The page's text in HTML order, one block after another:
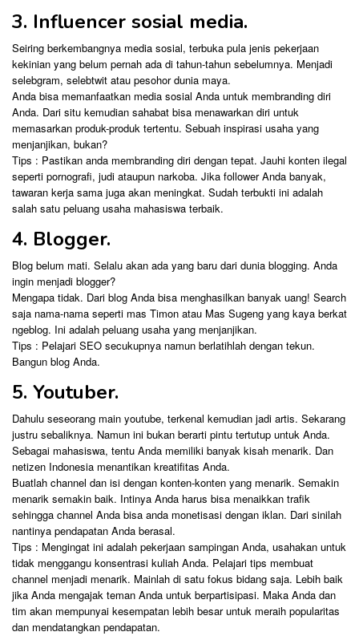
3. Influencer sosial media.
Seiring berkembangnya media sosial, terbuka pula jenis pekerjaan
kekinian yang belum pernah ada di tahun-tahun sebelumnya. Menjadi
selebgram, selebtwit atau pesohor dunia maya.
Anda bisa memanfaatkan media sosial Anda untuk membranding diri
Anda. Dari situ kemudian sahabat bisa menawarkan diri untuk
memasarkan produk-produk tertentu. Sebuah inspirasi usaha yang
menjanjikan, bukan?
Tips : Pastikan anda membranding diri dengan tepat. Jauhi konten ilegal
seperti pornografi, judi ataupun narkoba. Jika follower Anda banyak,
tawaran kerja sama juga akan meningkat. Sudah terbukti ini adalah
salah satu peluang usaha mahasiswa terbaik.
4. Blogger.
Blog belum mati. Selalu akan ada yang baru dari dunia blogging. Anda
ingin menjadi blogger?
Mengapa tidak. Dari blog Anda bisa menghasilkan banyak uang! Search
saja nama-nama seperti mas Timon atau Mas Sugeng yang kaya berkat
ngeblog. Ini adalah peluang usaha yang menjanjikan.
Tips : Pelajari SEO secukupnya namun berlatihlah dengan tekun.
Bangun blog Anda.
5. Youtuber.
Dahulu seseorang main youtube, terkenal kemudian jadi artis. Sekarang
justru sebaliknya. Namun ini bukan berarti pintu tertutup untuk Anda.
Sebagai mahasiswa, tentu Anda memiliki banyak kisah menarik. Dan
netizen Indonesia menantikan kreatifitas Anda.
Buatlah channel dan isi dengan konten-konten yang menarik. Semakin
menarik semakin baik. Intinya Anda harus bisa menaikkan trafik
sehingga channel Anda bisa anda monetisasi dengan iklan. Dari sinilah
nantinya pendapatan Anda berasal.
Tips : Mengingat ini adalah pekerjaan sampingan Anda, usahakan untuk
tidak menggangu konsentrasi kuliah Anda. Pelajari tips membuat
channel menjadi menarik. Mainlah di satu fokus bidang saja. Lebih baik
jika Anda mengajak teman Anda untuk berpartisipasi. Maka Anda dan
tim akan mempunyai kesempatan lebih besar untuk meraih popularitas
dan mendatangkan pendapatan.